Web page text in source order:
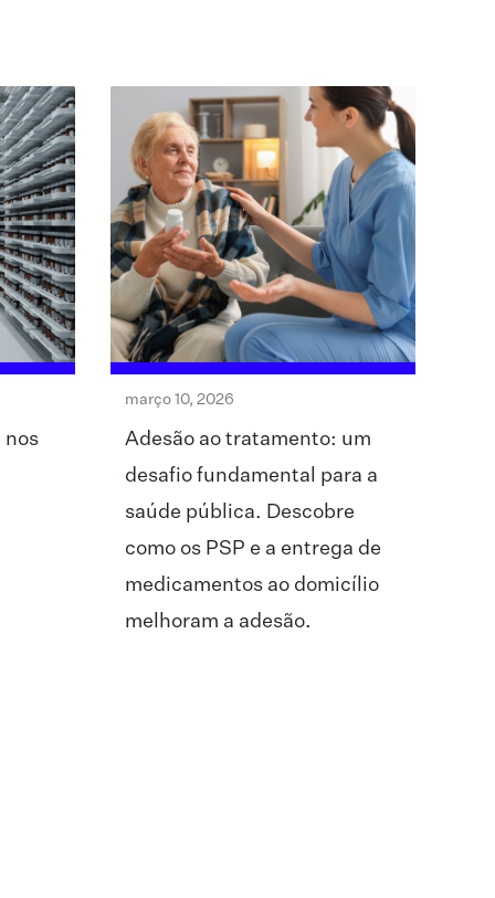
nos
março 10, 2026
Adesão ao tratamento: um
desafio fundamental para a
saúde pública. Descobre
como os PSP e a entrega de
medicamentos ao domicílio
melhoram a adesão.